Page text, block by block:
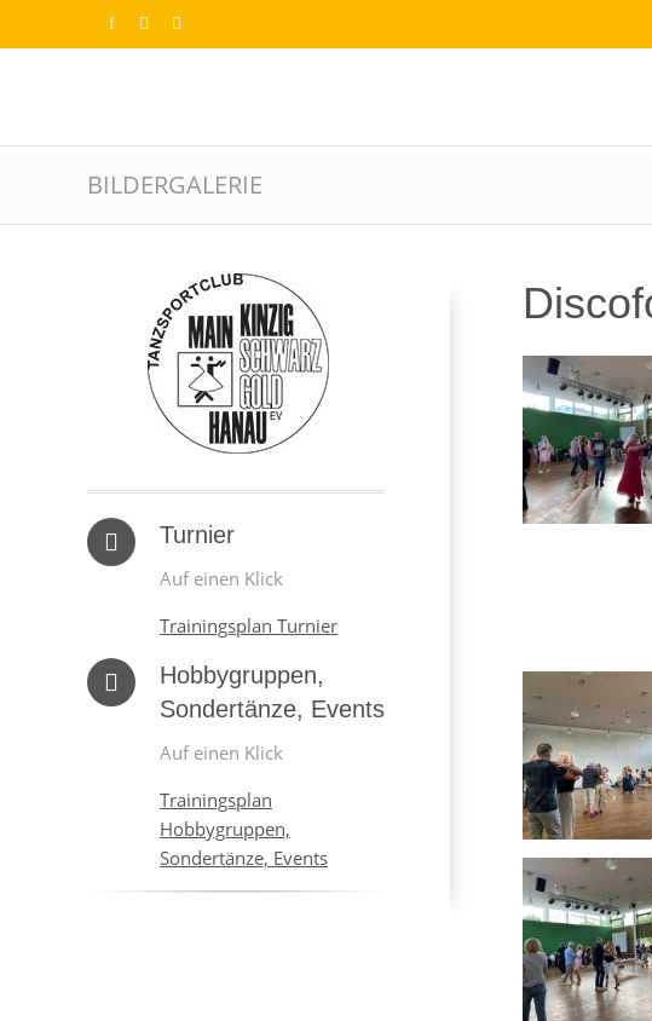
BILDERGALERIE
Turnier
Auf einen Klick
Trainingsplan Turnier
Hobbygruppen,
Sondertänze, Events
Auf einen Klick
Trainingsplan
Hobbygruppen,
Sondertänze, Events